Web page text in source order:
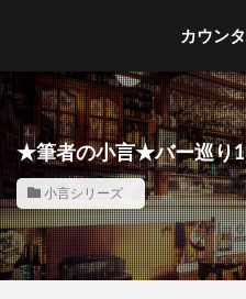
カウン
★筆者の小言★バー巡り
小言シリーズ